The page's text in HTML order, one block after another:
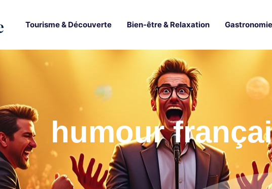
Tourisme & Découverte Bien-être & Relaxation
humour